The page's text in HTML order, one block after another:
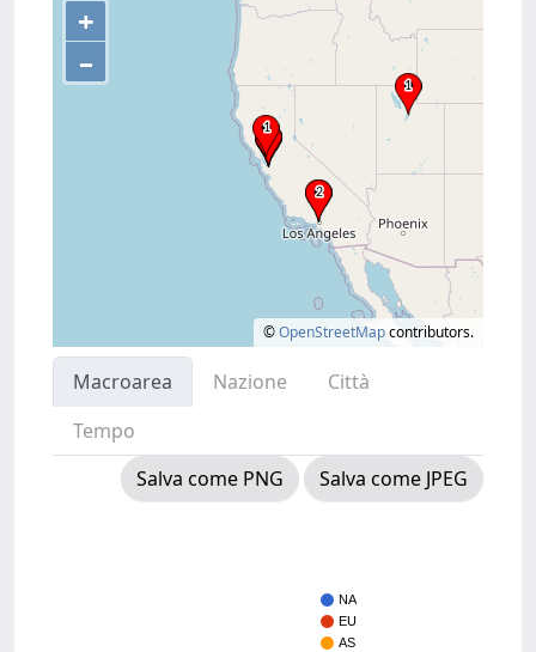
+
–
©OpenStreetMapcontributors.
Macroarea Nazione
Città
Tempo
Salva come PNG
Salva come JPEG
NA
EU
AS